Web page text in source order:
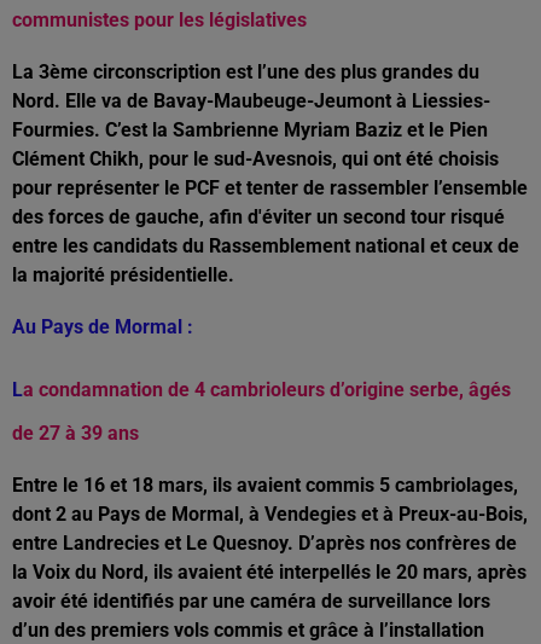
communistes pour les législatives
La 3ème circonscription est l’une des plus grandes du
Nord. Elle va de Bavay-Maubeuge-Jeumont à Liessies-
Fourmies. C’est la Sambrienne Myriam Baziz et le Pien
Clément Chikh, pour le sud-Avesnois, qui ont été choisis
pour représenter le PCF et tenter de rassembler l’ensemble
des forces de gauche, afin d'éviter un second tour risqué
entre les candidats du Rassemblement national et ceux de
la majorité présidentielle.
Au Pays de Mormal :
La condamnation de 4 cambrioleurs d’origine serbe, âgés
de 27 à 39 ans
Entre le 16 et 18 mars, ils avaient commis 5 cambriolages,
dont 2 au Pays de Mormal, à Vendegies et à Preux-au-Bois,
entre Landrecies et Le Quesnoy. D’après nos confrères de
la Voix du Nord, ils avaient été interpellés le 20 mars, après
avoir été identifiés par une caméra de surveillance lors
d’un des premiers vols commis et grâce à l’installation